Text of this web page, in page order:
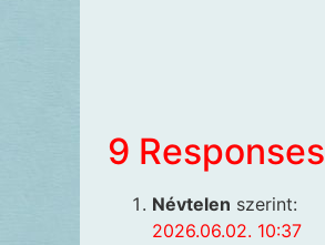
9 Responses
Névtelen szerint:
2026.06.02. 10:37